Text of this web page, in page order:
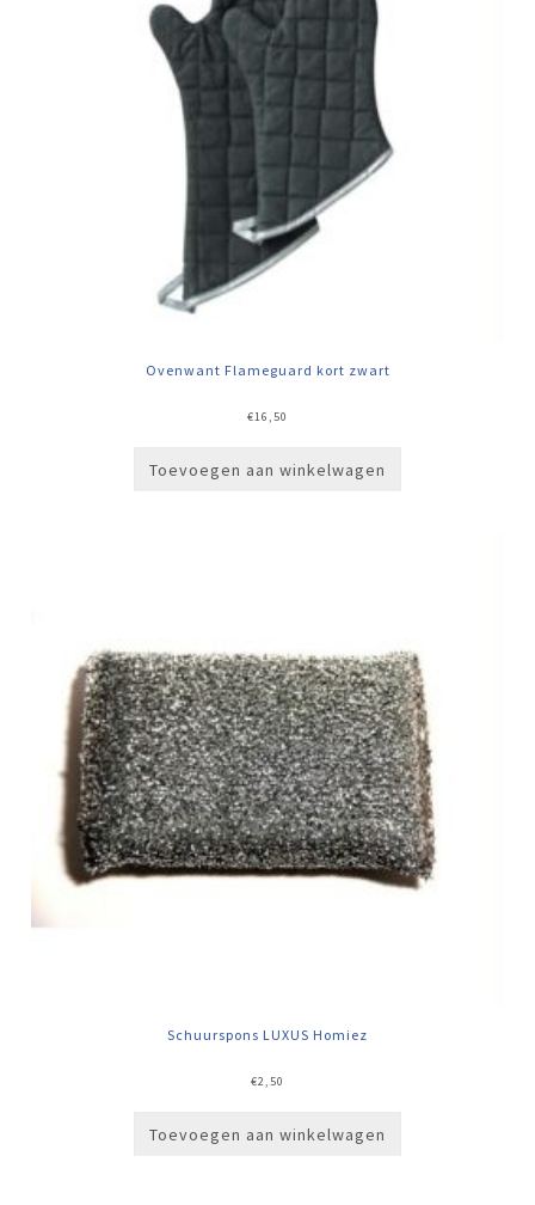
Ovenwant Flameguard kort zwart
€16,50
Toevoegen aan winkelwagen
Schuurspons LUXUS Homiez
€2,50
Toevoegen aan winkelwagen